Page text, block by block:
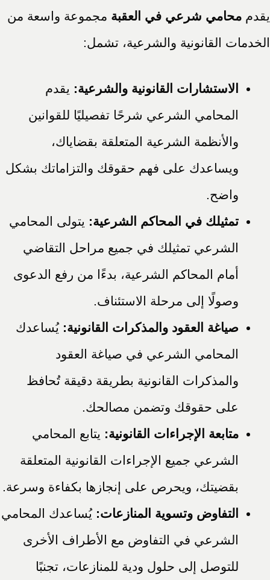
يقدم محامي شرعي في العقبة مجموعة واسعة من
الخدمات القانونية والشرعية، تشمل:
الاستشارات القانونية والشرعية: يقدم
المحامي الشرعي شرحًا تفصيليًا للقوانين
والأنظمة الشرعية المتعلقة بقضاياك،
ويساعدك على فهم حقوقك والتزاماتك بشكل
واضح.
تمثيلك في المحاكم الشرعية: يتولى المحامي
الشرعي تمثيلك في جميع مراحل التقاضي
أمام المحاكم الشرعية، بدءًا من رفع الدعوى
وصولًا إلى مرحلة الاستئناف.
صياغة العقود والمذكرات القانونية: يُساعدك
المحامي الشرعي في صياغة العقود
والمذكرات القانونية بطريقة دقيقة تُحافظ
على حقوقك وتضمن مصالحك.
متابعة الإجراءات القانونية: يتابع المحامي
الشرعي جميع الإجراءات القانونية المتعلقة
بقضيتك، ويحرص على إنجازها بكفاءة وسرعة.
التفاوض وتسوية المنازعات: يُساعدك المحامي
الشرعي في التفاوض مع الأطراف الأخرى
للتوصل إلى حلول ودية للمنازعات، تجنبًا